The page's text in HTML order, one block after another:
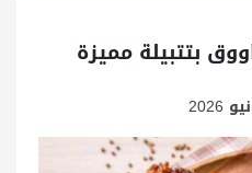
بتتبيلة مميزة